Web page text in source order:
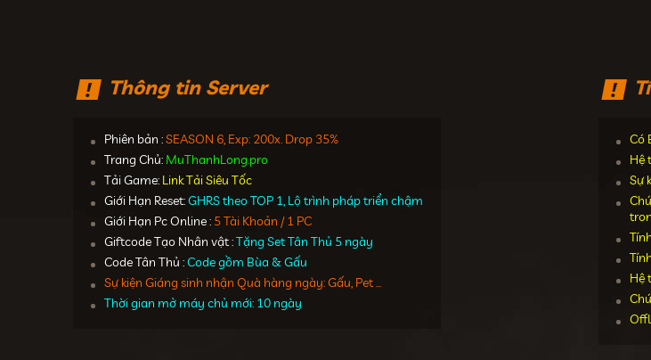
Thông tin Server
Phiên bản :SEASON 6, Exp: 200x. Drop 35%
Trang Chủ: MuThanhLong.pro
Tải Game: Link Tải Siêu Tốc
Giới Hạn Reset:GHRS theo TOP 1, Lộ trình pháp triển chậm
Giới Hạn Pc Online : 5 Tài Khoản / 1 PC
Giftcode Tạo Nhân vật :Tặng Set Tân Thủ 5 ngày
Code Tân Thủ :Code gồm Bùa & Gấu
Sự kiện Giáng sinh nhận Quà hàng ngày: Gấu, Pet ...
Thời gian mở máy chủ mới: 10 ngày
Có
Hệ
Sự
Hệ